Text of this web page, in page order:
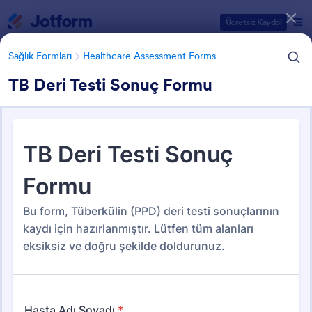
Ücretsiz Kaydol
Sağlık Formları Healthcare Assessment Forms
TB Deri Testi Sonuç Formu
Sağlık Formları Healthcare Assessment Forms
Healthcare Assessment Forms
Form Şablonu Kategorileri